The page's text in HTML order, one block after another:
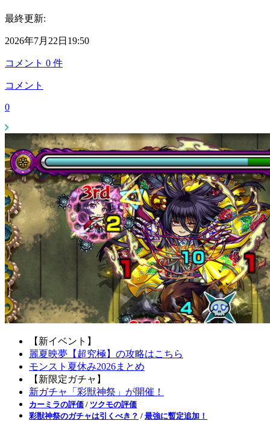
最終更新:
2026年7月22日19:50
コメント 0 件
コメント
0
【新イベント】
麗夏映夢【超究極】の攻略はこちら
モンスト夏休み2026まとめ
【新限定ガチャ】
新ガチャ「彩獣神祭」が開催！
カーミラの評価 / ツクモの評価
彩獣神祭のガチャは引くべき？ / 最強に暫定追加！